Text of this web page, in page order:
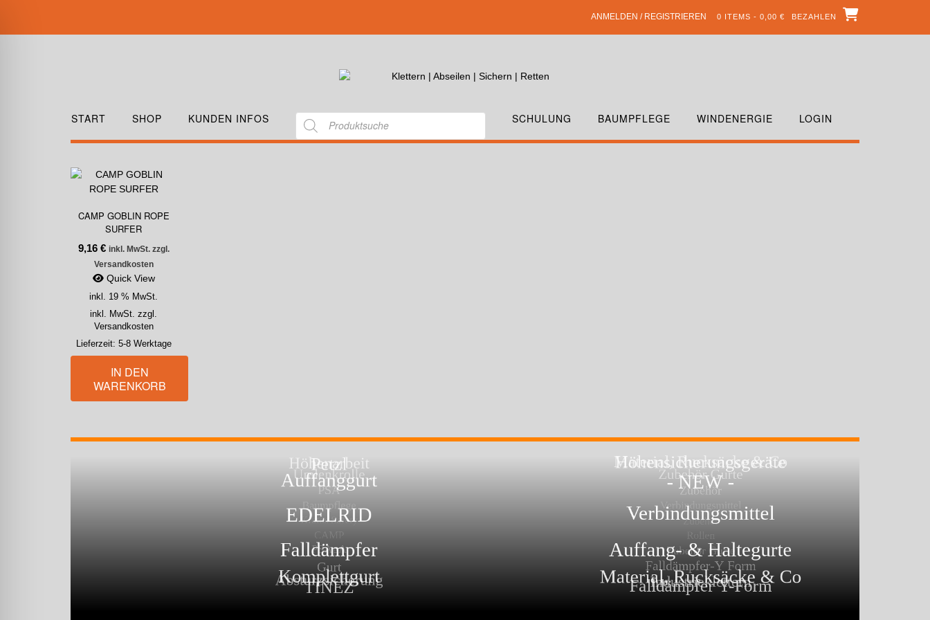
ANMELDEN / REGISTRIEREN 0 ITEMS - 0,00 € BEZAHLEN
START SHOP KUNDEN INFOS SCHULUNG BAUMPFLEGE WINDENERGIE LOGIN
CAMP GOBLIN ROPE
SURFER
9,16 € inkl. MwSt. zzgl.
Versandkosten
Quick View
inkl. 19 % MwSt.
inkl. MwSt. zzgl.
Versandkosten
Lieferzeit: 5-8 Werktage
IN DEN
WARENKORB